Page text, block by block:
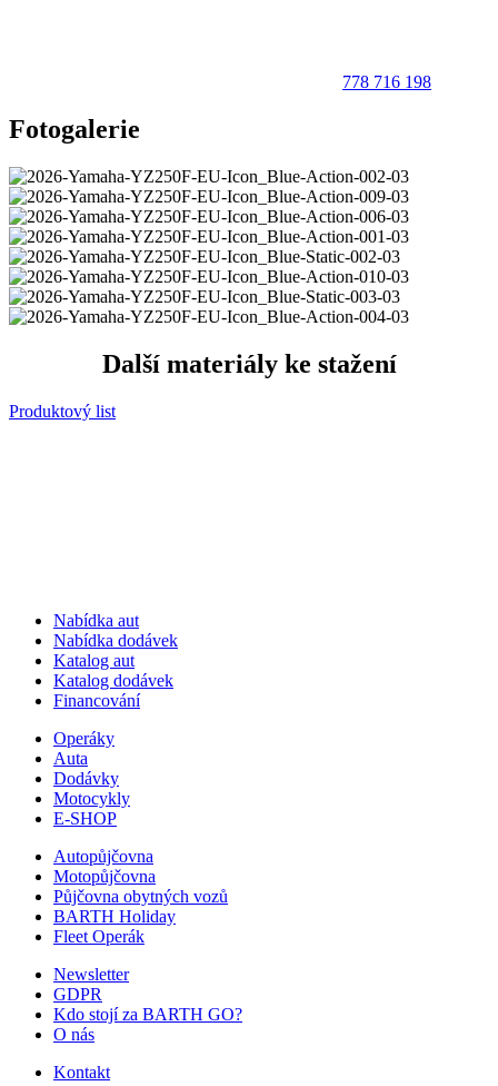
778 716 198
Fotogalerie
Další materiály ke stažení
Produktový list
Nabídka aut
Nabídka dodávek
Katalog aut
Katalog dodávek
Financování
Operáky
Auta
Dodávky
Motocykly
E-SHOP
Autopůjčovna
Motopůjčovna
Půjčovna obytných vozů
BARTH Holiday
Fleet Operák
Newsletter
GDPR
Kdo stojí za BARTH GO?
O nás
Kontakt